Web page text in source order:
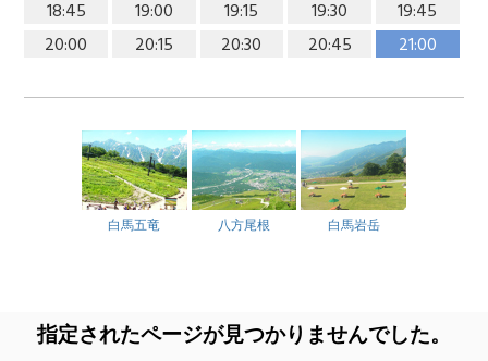
18:45
19:00 19:15 19:30
19:45
20:00
20:15 20:30 20:45 21:00
白馬五竜 八方尾根 白馬岩岳